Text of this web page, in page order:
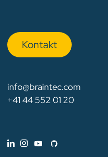
Kon​​​​​​ta​​kt
info@braintec.com
+41 44 552 01 20